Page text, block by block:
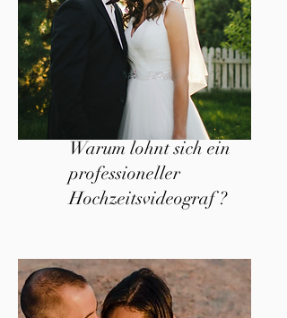
Warum lohnt sich ein
professioneller
Hochzeitsvideograf ?